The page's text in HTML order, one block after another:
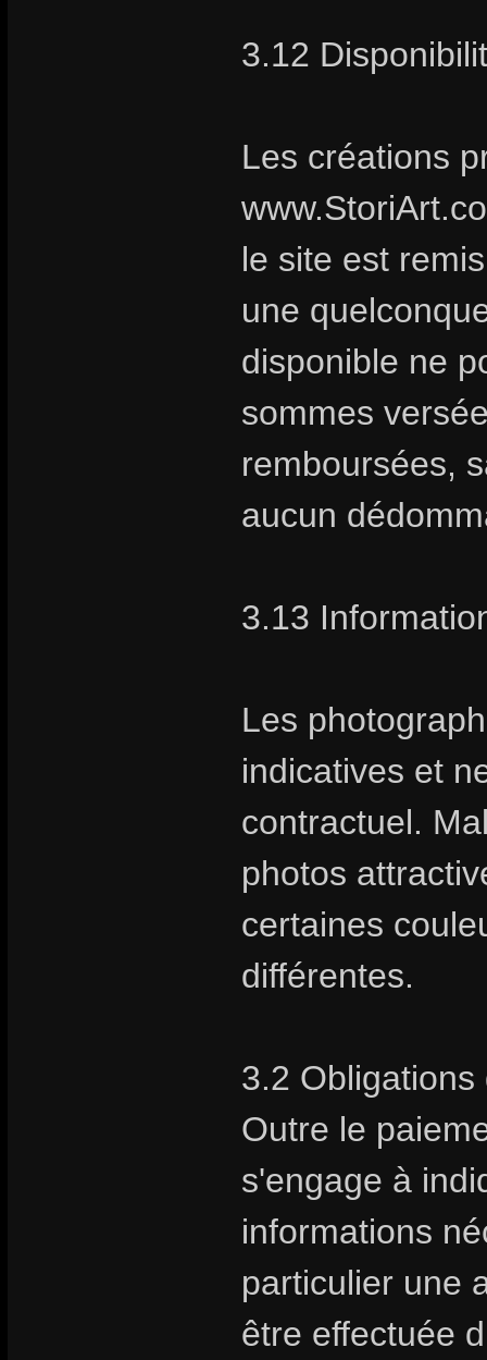
3.12
Les créations
le site est
une
disponible ne
sommes
remboursées,
aucun
3.13
Les
indicatives et
contractuel.
photos
certaines
différentes.
3.2
Outre le
s'engage à
informations
particulier une
être effectuée